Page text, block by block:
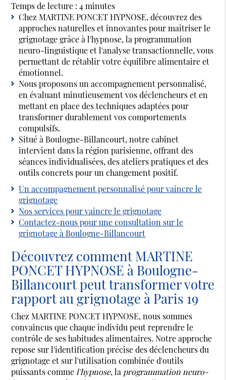
Temps de lecture : 4 minutes
Chez MARTINE PONCET HYPNOSE, découvrez des
approches naturelles et innovantes pour maîtriser le
grignotage grâce à l'hypnose, la programmation
neuro-linguistique et l'analyse transactionnelle, vous
permettant de rétablir votre équilibre alimentaire et
émotionnel.
Nous proposons un accompagnement personnalisé,
en évaluant minutieusement vos déclencheurs et en
mettant en place des techniques adaptées pour
transformer durablement vos comportements
compulsifs.
Situé à Boulogne-Billancourt, notre cabinet
intervient dans la région parisienne, offrant des
séances individualisées, des ateliers pratiques et des
outils concrets pour un changement positif.
Un accompagnement personnalisé pour vaincre le
grignotage
Nos services pour vaincre le grignotage
Contactez-nous pour une consultation sur le
grignotage à Boulogne-Billancourt
Découvrez comment MARTINE
PONCET HYPNOSE à Boulogne-
Billancourt peut transformer votre
rapport au grignotage à Paris 19
Chez MARTINE PONCET HYPNOSE, nous sommes
convaincus que chaque individu peut reprendre le
contrôle de ses habitudes alimentaires. Notre approche
repose sur l'identification précise des déclencheurs du
grignotage et sur l'utilisation combinée d'outils
puissants comme l'hypnose, la programmation neuro-